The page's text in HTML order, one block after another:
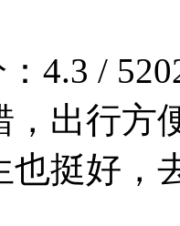
4.3 / 5
，出行方
也挺好，